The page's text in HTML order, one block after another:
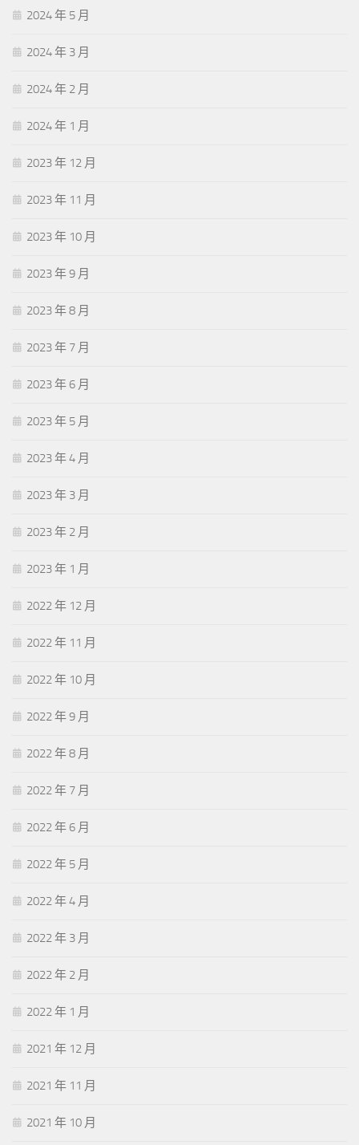
2024 年 5 月
2024 年 3 月
2024 年 2 月
2024 年 1 月
2023 年 12 月
2023 年 11 月
2023 年 10 月
2023 年 9 月
2023 年 8 月
2023 年 7 月
2023 年 6 月
2023 年 5 月
2023 年 4 月
2023 年 3 月
2023 年 2 月
2023 年 1 月
2022 年 12 月
2022 年 11 月
2022 年 10 月
2022 年 9 月
2022 年 8 月
2022 年 7 月
2022 年 6 月
2022 年 5 月
2022 年 4 月
2022 年 3 月
2022 年 2 月
2022 年 1 月
2021 年 12 月
2021 年 11 月
2021 年 10 月